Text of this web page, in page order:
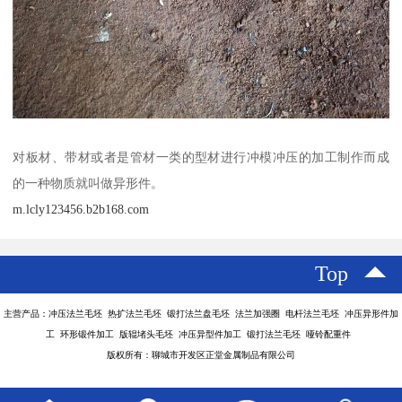
对板材、带材或者是管材一类的型材进行冲模冲压的加工制作而成
的一种物质就叫做异形件。
m.lcly123456.b2b168.com
Top
主营产品：冲压法兰毛坯 热扩法兰毛坯 锻打法兰盘毛坯 法兰加强圈 电杆法兰毛坯 冲压异形件加
工 环形锻件加工 版辊堵头毛坯 冲压异型件加工 锻打法兰毛坯 哑铃配重件
版权所有：聊城市开发区正堂金属制品有限公司